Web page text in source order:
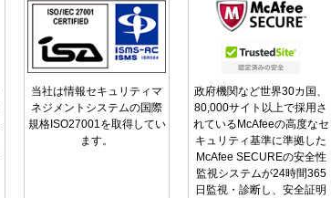
当社は情報セキュリティマ
ネジメントシステムの国際
規格ISO27001を取得してい
ます。
政府機関など世界30カ国、
80,000サイト以上で採用さ
れているMcAfeeの高度なセ
キュリティ基準に準拠した
McAfee SECUREの安全性
監視システムが24時間365
日監視・診断し、安全証明